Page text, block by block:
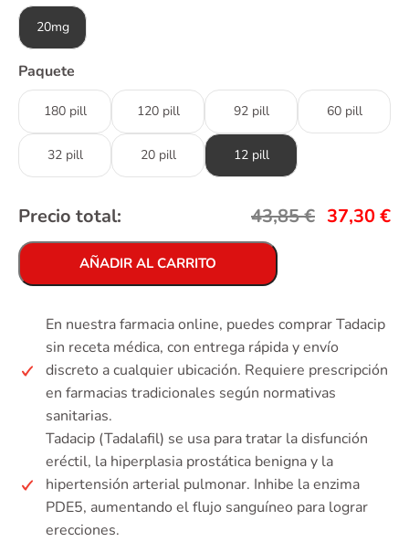
20mg
Paquete
180 pill 120 pill 92 pill 60 pill
32 pill 20 pill 12 pill
Precio total: 43,85€ 37,30€
AÑADIR AL CARRITO
En nuestra farmacia online, puedes comprar Tadacip
sin receta médica, con entrega rápida y envío
discreto a cualquier ubicación. Requiere prescripción
en farmacias tradicionales según normativas
sanitarias.
Tadacip (Tadalafil) se usa para tratar la disfunción
eréctil, la hiperplasia prostática benigna y la
hipertensión arterial pulmonar. Inhibe la enzima
PDE5, aumentando el flujo sanguíneo para lograr
erecciones.